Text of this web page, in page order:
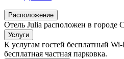
Расположение
Отель Julia расположен в городе
Услуги
К услугам гостей бесплатный
бесплатная частная парковка.